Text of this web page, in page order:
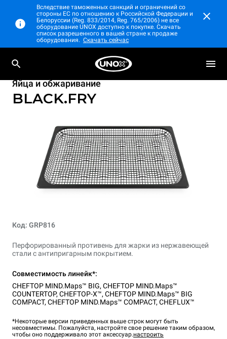
Вследствие таможенных санкций и ограничений со
стороны ЕС по отношению к Российской Федерации и
Белоруссии (Reg. 833/2014, Reg. 765/2006) не все
оборудование UNOX доступно к покупке. Скачать
список разрешенного в вашей стране к продаже
оборудования. Скачать сейчас
Яйца и обжаривание
BLACK.FRY
Код: GRP816
Перфорированный противень для жарки из нержавеющей
стали с антипригарным покрытием.
Совместимость линейк*:
CHEFTOP MIND.Maps™ BIG, CHEFTOP MIND.Maps™
COUNTERTOP, CHEFTOP-X™, CHEFTOP MIND.Maps™ BIG
COMPACT, CHEFTOP MIND.Maps™ COMPACT, CHEFLUX™
*Некоторые версии приведенных выше строк могут быть
несовместимы. Пожалуйста, настройте свое решение таким образом,
чтобы оно поддерживало этот аксессуар.настроить